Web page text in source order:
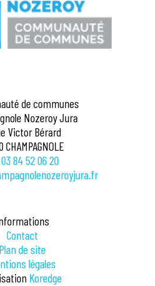
de communes
Nozeroy Jura
Victor Bérard
CHAMPAGNOLE
03 84 52 06 20
Contact
Plan de site
légales
Koredge